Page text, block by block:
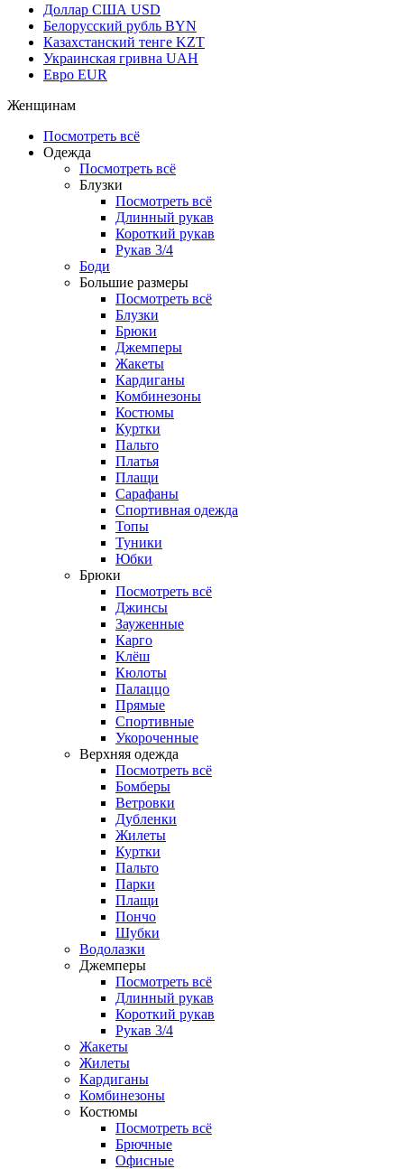
Доллар США USD
Белорусский рубль BYN
Казахстанский тенге KZT
Украинская гривна UAH
Евро EUR
Женщинам
Посмотреть всё
Одежда
Посмотреть всё
Блузки
Посмотреть всё
Длинный рукав
Короткий рукав
Рукав 3/4
Боди
Большие размеры
Посмотреть всё
Блузки
Брюки
Джемперы
Жакеты
Кардиганы
Комбинезоны
Костюмы
Куртки
Пальто
Платья
Плащи
Сарафаны
Спортивная одежда
Топы
Туники
Юбки
Брюки
Посмотреть всё
Джинсы
Зауженные
Карго
Клёш
Кюлоты
Палаццо
Прямые
Спортивные
Укороченные
Верхняя одежда
Посмотреть всё
Бомберы
Ветровки
Дубленки
Жилеты
Куртки
Пальто
Парки
Плащи
Пончо
Шубки
Водолазки
Джемперы
Посмотреть всё
Длинный рукав
Короткий рукав
Рукав 3/4
Жакеты
Жилеты
Кардиганы
Комбинезоны
Костюмы
Посмотреть всё
Брючные
Офисные